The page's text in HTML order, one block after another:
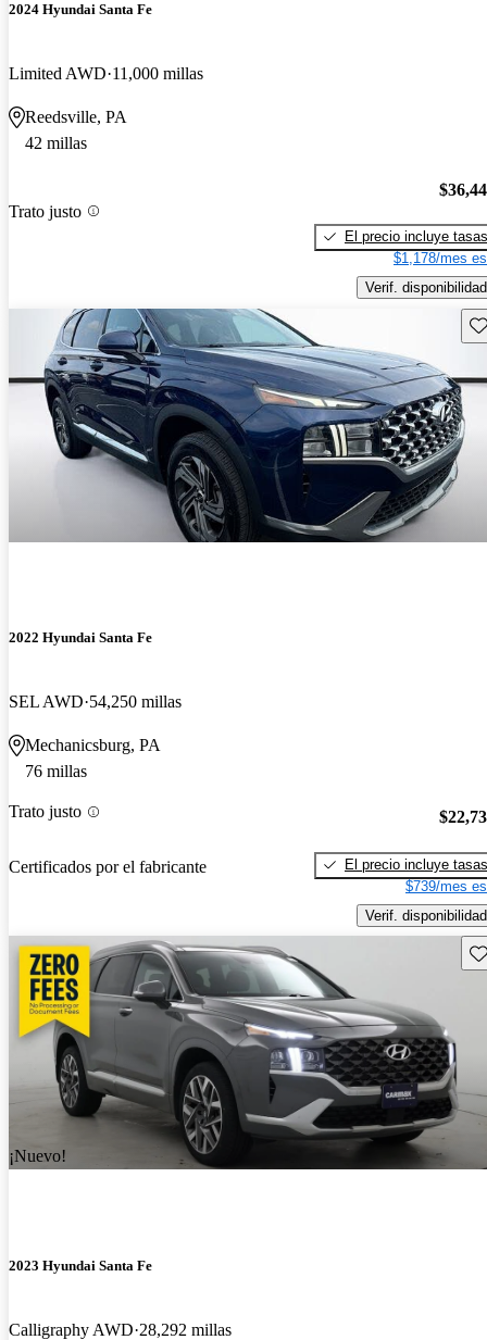
2024 Hyundai Santa Fe
Limited AWD 11,000 millas
Reedsville, PA
42 millas
Trato justo
El precio incluye tasas
$1,178/mes
Verif. disponibilidad
2022 Hyundai Santa Fe
SEL AWD 54,250 millas
Mechanicsburg, PA
76 millas
Trato justo
Certificados por el fabricante
El precio incluye tasas
$739/mes
Verif. disponibilidad
¡Nuevo!
2023 Hyundai Santa Fe
Calligraphy AWD 28,292 millas